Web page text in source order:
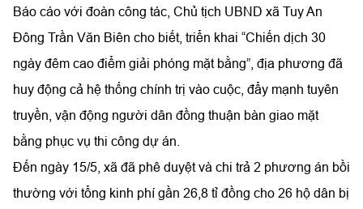
Báo cáo với đoàn công tác, Chủ tịch UBND xã Tuy An
Đông Trần Văn Biên cho biết, triển khai “Chiến dịch 30
ngày đêm cao điểm giải phóng mặt bằng”, địa phương đã
huy động cả hệ thống chính trị vào cuộc, đẩy mạnh tuyên
truyền, vận động người dân đồng thuận bàn giao mặt
bằng phục vụ thi công dự án.
Đến ngày 15/5, xã đã phê duyệt và chi trả 2 phương án bồi
thường với tổng kinh phí gần 26,8 tỉ đồng cho 26 hộ dân bị